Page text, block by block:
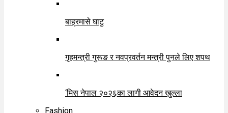
बाह्रमासे घाटु
गृहमन्त्री गुरूङ र नवप्रवर्तन मन्त्री पुनले लिए शपथ
‘मिस नेपाल २०२६का लागी आवेदन खुल्ला
Fashion